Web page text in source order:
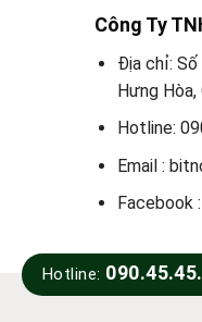
Công Ty
Địa chỉ:
Hưng Hòa,
Hotline:
Email :
Hotline: